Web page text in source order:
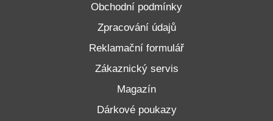
Obchodní podmínky
Zpracování údajů
Reklamační formulář
Zákaznický servis
Magazín
Dárkové poukazy